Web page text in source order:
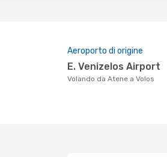
Aeroporto di origine
E. Venizelos Airport
Volando da Atene a Volos